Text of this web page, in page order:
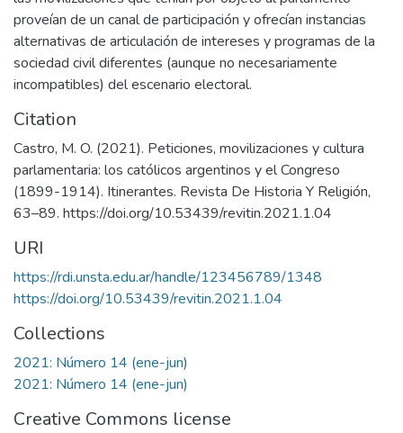
proveían de un canal de participación y ofrecían instancias
alternativas de articulación de intereses y programas de la
sociedad civil diferentes (aunque no necesariamente
incompatibles) del escenario electoral.
Citation
Castro, M. O. (2021). Peticiones, movilizaciones y cultura
parlamentaria: los católicos argentinos y el Congreso
(1899-1914). Itinerantes. Revista De Historia Y Religión,
63–89. https://doi.org/10.53439/revitin.2021.1.04
URI
https://rdi.unsta.edu.ar/handle/123456789/1348
https://doi.org/10.53439/revitin.2021.1.04
Collections
2021: Número 14 (ene-jun)
2021: Número 14 (ene-jun)
Creative Commons license